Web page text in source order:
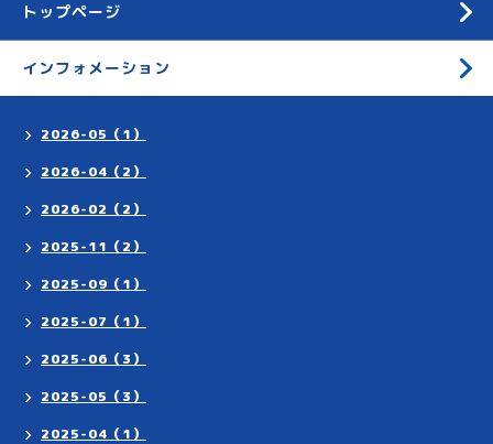
トップページ
インフォメーション
2026-05（1）
2026-04（2）
2026-02（2）
2025-11（2）
2025-09（1）
2025-07（1）
2025-06（3）
2025-05（3）
2025-04（1）